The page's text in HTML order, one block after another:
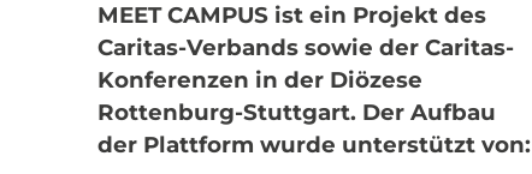
MEET CAMPUSist ein Projekt des
Caritas-Verbands sowie der Caritas-
Konferenzen in der Diözese
Rottenburg-Stuttgart. Der Aufbau
der Plattform wurde unterstützt von: